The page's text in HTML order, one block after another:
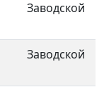
Заводской
Заводской